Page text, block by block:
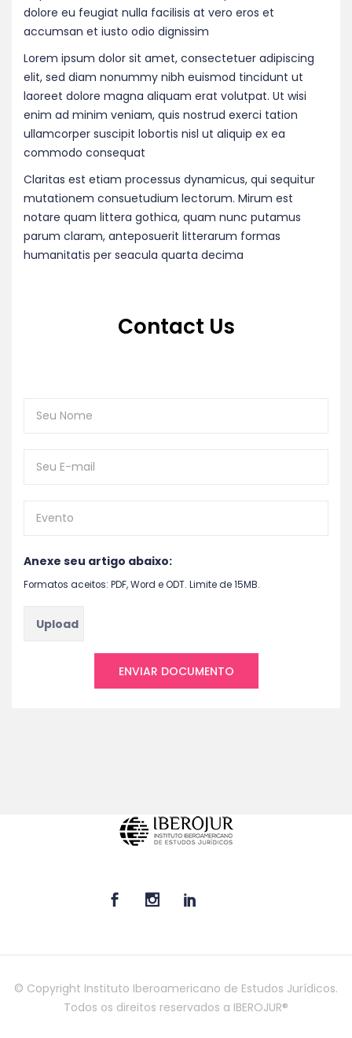
dolore eu feugiat nulla facilisis at vero eros et
accumsan et iusto odio dignissim
Lorem ipsum dolor sit amet, consectetuer adipiscing
elit, sed diam nonummy nibh euismod tincidunt ut
laoreet dolore magna aliquam erat volutpat. Ut wisi
enim ad minim veniam, quis nostrud exerci tation
ullamcorper suscipit lobortis nisl ut aliquip ex ea
commodo consequat
Claritas est etiam processus dynamicus, qui sequitur
mutationem consuetudium lectorum. Mirum est
notare quam littera gothica, quam nunc putamus
parum claram, anteposuerit litterarum formas
humanitatis per seacula quarta decima
Contact Us
Anexe seu artigo abaixo:
Formatos aceitos: PDF, Word e ODT. Limite de 15MB.
© Copyright Instituto Iberoamericano de Estudos Jurídicos.
Todos os direitos reservados a IBEROJUR®